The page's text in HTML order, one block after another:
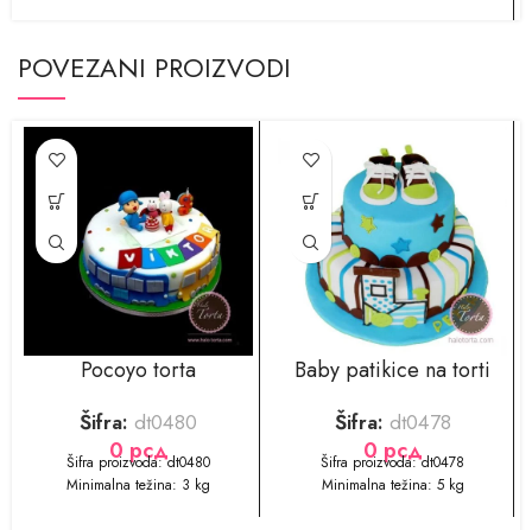
POVEZANI PROIZVODI
Pocoyo torta
Šifra: dt0480
0 рсд
Šifra proizvoda: dt0480
Minimalna težina: 3 kg
Baby patikice na torti
Šifra: dt0478
0 рсд
Šifra proizvoda: dt0478
Minimalna težina: 5 kg